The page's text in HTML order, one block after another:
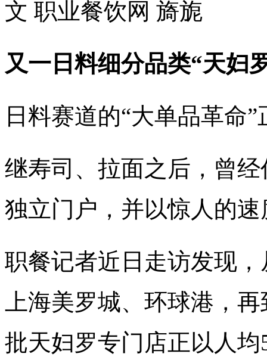
文 职业餐饮网 旖旎
又一日料细分品类“天妇
日料赛道的“大单品革命
继寿司、拉面之后，曾
独立门户，并以惊人的
职餐记者近日走访发现
上海美罗城、环球港，
批天妇罗专门店正以人